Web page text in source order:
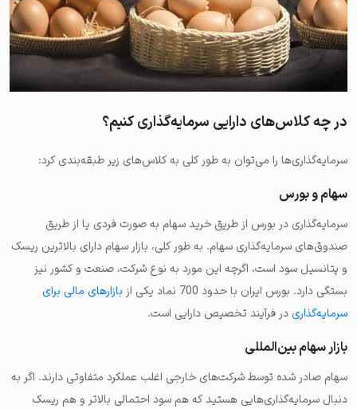
در چه کلاس‌های دارایی سرمایه‌گذاری کنیم؟
سرمایه‌گذاری‌ها را می‌توان به طور کلی به کلاس‌های زیر طبقه‌بندی کرد:
سهام و بورس
سرمایه‌گذاری در بورس از طریق خرید سهام به صورت فردی یا از طریق
صندوق‌های سرمایه‌گذاری سهام. به طور کلی، بازار سهام دارای بالاترین ریسک
و پتانسیل سود است، اگرچه این مورد به نوع شرکت، صنعت و کشور نیز
بستگی دارد. بورس ایران با حدود 700 نماد یکی از
بازارهای مالی برای
سرمایه‌گذاریدر فرآیند تخصیص دارایی است.
بازار سهام بین‌المللی
سهام صادر شده توسط شرکت‌های خارجی اغلب عملکرد متفاوتی دارند. اگر به
دنبال سرمایه‌گذاری‌هایی هستید که هم سود احتمالی بالاتر و هم ریسک